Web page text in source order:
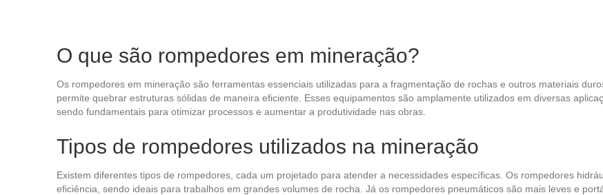
O que são rompedores em mineração?
Os rompedores em mineração são ferramentas essenciais utilizadas para a fragmentação de rochas e outros materiais
permite quebrar estruturas sólidas de maneira eficiente. Esses equipamentos são amplamente utilizados em diversas
sendo fundamentais para otimizar processos e aumentar a produtividade nas obras.
Tipos de rompedores utilizados na mineração
Existem diferentes tipos de rompedores, cada um projetado para atender a necessidades específicas. Os rompedores
eficiência, sendo ideais para trabalhos em grandes volumes de rocha. Já os rompedores pneumáticos são mais leves e